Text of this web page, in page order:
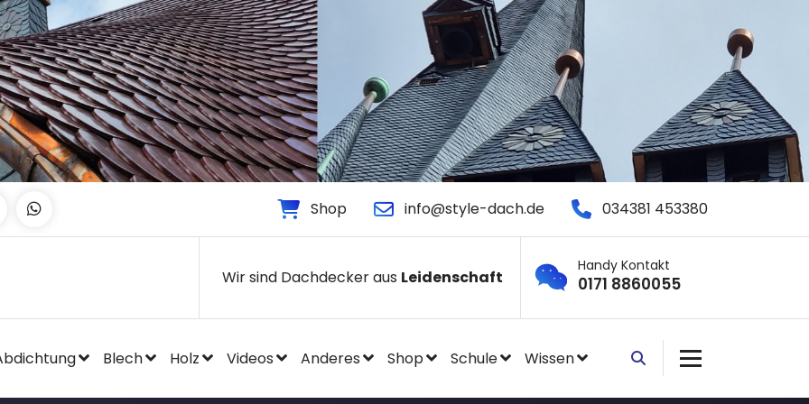
Shop info@style-dach.de 034381 453380
Wir sind Dachdecker aus Leidenschaft
Handy Kontakt
0171 8860055
Blech Holz Videos Anderes Shop Schule Wissen